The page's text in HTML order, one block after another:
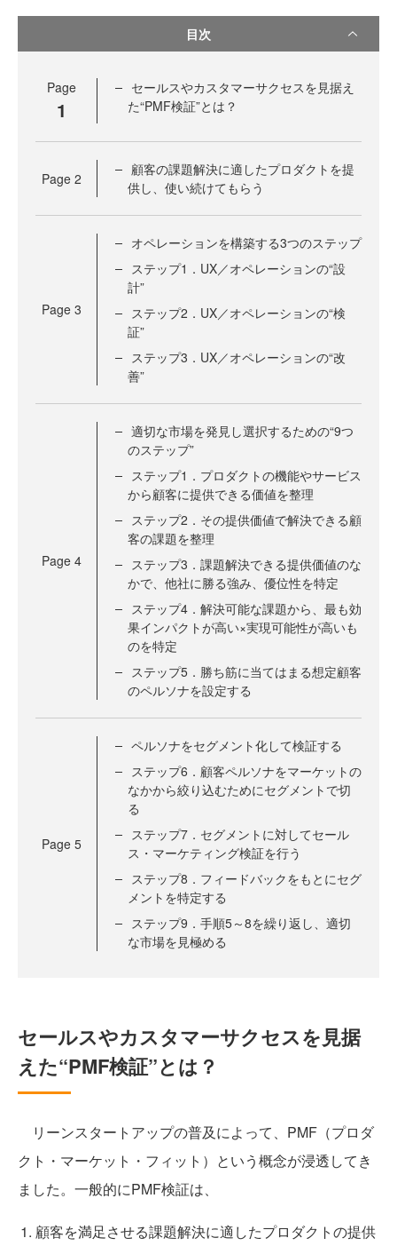
目次
Page
1
セールスやカスタマーサクセスを見据え
た“PMF検証”とは？
Page 2
顧客の課題解決に適したプロダクトを提
供し、使い続けてもらう
Page 3
オペレーションを構築する3つのステップ
ステップ1．UX／オペレーションの“設
計”
ステップ2．UX／オペレーションの“検
証”
ステップ3．UX／オペレーションの“改
善”
Page 4
適切な市場を発見し選択するための“9つ
のステップ”
ステップ1．プロダクトの機能やサービス
から顧客に提供できる価値を整理
ステップ2．その提供価値で解決できる顧
客の課題を整理
ステップ3．課題解決できる提供価値のな
かで、他社に勝る強み、優位性を特定
ステップ4．解決可能な課題から、最も効
果インパクトが高い×実現可能性が高いも
のを特定
ステップ5．勝ち筋に当てはまる想定顧客
のペルソナを設定する
Page 5
ペルソナをセグメント化して検証する
ステップ6．顧客ペルソナをマーケットの
なかから絞り込むためにセグメントで切
る
ステップ7．セグメントに対してセール
ス・マーケティング検証を行う
ステップ8．フィードバックをもとにセグ
メントを特定する
ステップ9．手順5～8を繰り返し、適切
な市場を見極める
セールスやカスタマーサクセスを見据
えた“PMF検証”とは？
リーンスタートアップの普及によって、PMF（プロダ
クト・マーケット・フィット）という概念が浸透してき
ました。一般的にPMF検証は、
顧客を満足させる課題解決に適したプロダクトの提供